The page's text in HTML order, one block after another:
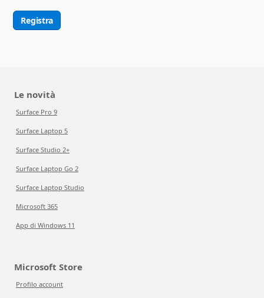
Registra
Le novità
Surface Pro 9
Surface Laptop 5
Surface Studio 2+
Surface Laptop Go 2
Surface Laptop Studio
Microsoft 365
App di Windows 11
Microsoft Store
Profilo account